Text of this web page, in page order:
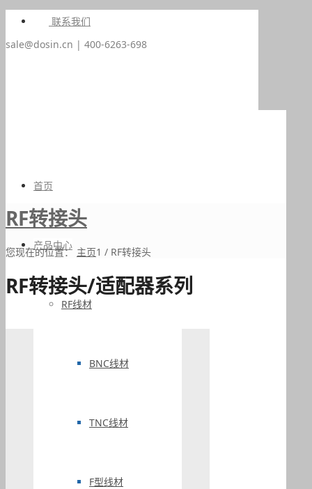
联系我们
sale@dosin.cn | 400-6263-698
首页
产品中心
RF线材
BNC线材
TNC线材
F型线材
RF转接头
您现在的位置： 主页1 / RF转接头
RF转接头/适配器系列